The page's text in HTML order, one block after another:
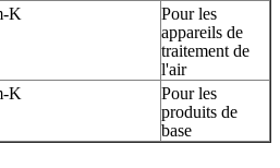
K
Pour les
appareils de
traitement de
l'air
K
Pour les
produits de
base